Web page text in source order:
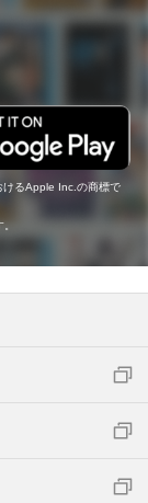
るApple Inc.の商標で